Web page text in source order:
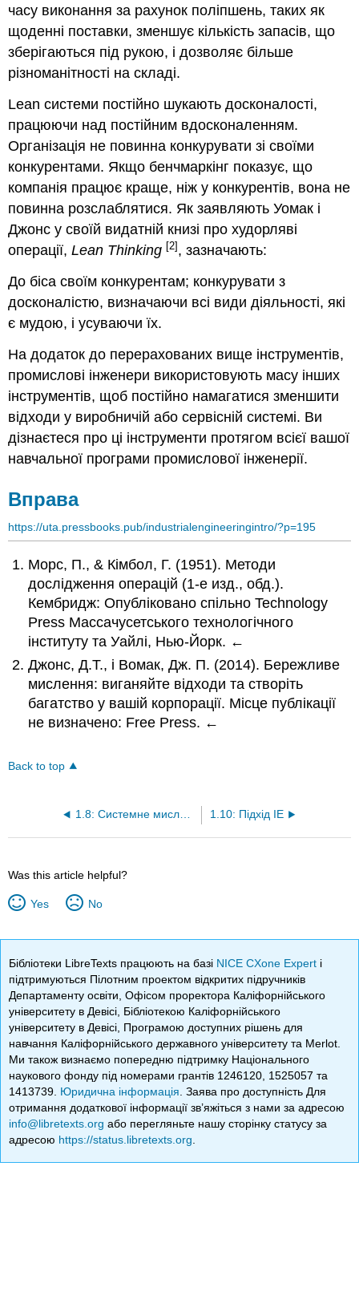
часу виконання за рахунок поліпшень, таких як
щоденні поставки, зменшує кількість запасів, що
зберігаються під рукою, і дозволяє більше
різноманітності на складі.
Lean системи постійно шукають досконалості,
працюючи над постійним вдосконаленням.
Організація не повинна конкурувати зі своїми
конкурентами. Якщо бенчмаркінг показує, що
компанія працює краще, ніж у конкурентів, вона не
повинна розслаблятися. Як заявляють Уомак і
Джонс у своїй видатній книзі про худорляві
операції, Lean Thinking [2] , зазначають:
До біса своїм конкурентам; конкурувати з
досконалістю, визначаючи всі види діяльності, які
є мудою, і усуваючи їх.
На додаток до перерахованих вище інструментів,
промислові інженери використовують масу інших
інструментів, щоб постійно намагатися зменшити
відходи у виробничій або сервісній системі. Ви
дізнаєтеся про ці інструменти протягом всієї вашої
навчальної програми промислової інженерії.
Вправа
https://uta.pressbooks.pub/industrialengineeringintro/?p=195
Морс, П., & Кімбол, Г. (1951). Методи
дослідження операцій (1-е изд., обд.).
Кембридж: Опубліковано спільно Technology
Press Массачусетського технологічного
інституту та Уайлі, Нью-Йорк. ←
Джонс, Д.Т., і Вомак, Дж. П. (2014). Бережливе
мислення: виганяйте відходи та створіть
багатство у вашій корпорації. Місце публікації
не визначено: Free Press. ←
Back to top
1.10: Підхід IE
Was this article helpful?
Yes No
Бібліотеки LibreTexts працюють на базі NICE CXone Expert і
підтримуються Пілотним проектом відкритих підручників
Департаменту освіти, Офісом проректора Каліфорнійського
університету в Девісі, Бібліотекою Каліфорнійського
університету в Девісі, Програмою доступних рішень для
навчання Каліфорнійського державного університету та Merlot.
Ми також визнаємо попередню підтримку Національного
наукового фонду під номерами грантів 1246120, 1525057 та
1413739. Юридична інформація . Заява про доступність Для
отримання додаткової інформації зв’яжіться з нами за адресою
info@libretexts.org або перегляньте нашу сторінку статусу за
адресою https://status.libretexts.org